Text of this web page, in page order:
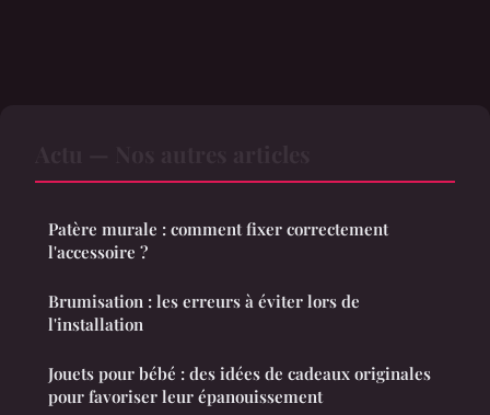
Patère murale : comment fixer correctement
l'accessoire ?
Brumisation : les erreurs à éviter lors de
l'installation
Jouets pour bébé : des idées de cadeaux originales
pour favoriser leur épanouissement